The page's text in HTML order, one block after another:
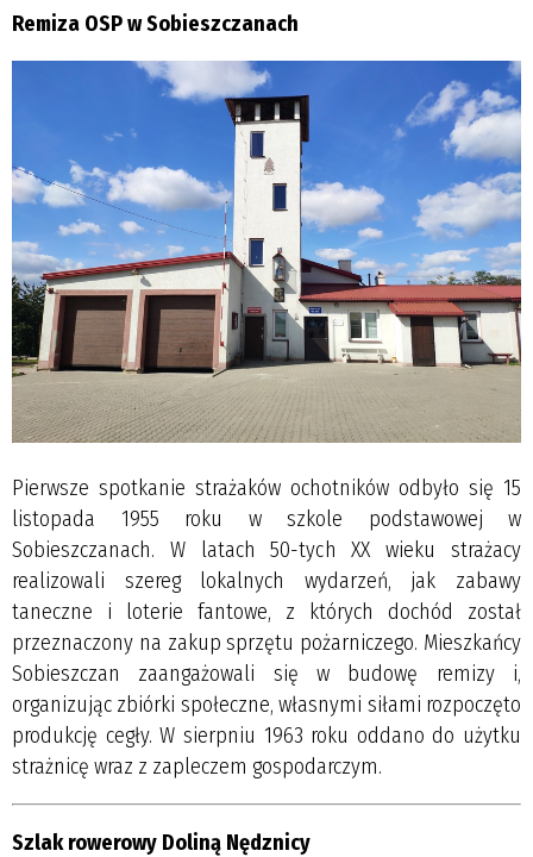
Remiza OSP w Sobieszczanach
Pierwsze spotkanie strażaków ochotników odbyło się 15
listopada 1955 roku w szkole podstawowej w
Sobieszczanach. W latach 50-tych XX wieku strażacy
realizowali szereg lokalnych wydarzeń, jak zabawy
taneczne i loterie fantowe, z których dochód został
przeznaczony na zakup sprzętu pożarniczego. Mieszkańcy
Sobieszczan zaangażowali się w budowę remizy i,
organizując zbiórki społeczne, własnymi siłami rozpoczęto
produkcję cegły. W sierpniu 1963 roku oddano do użytku
strażnicę wraz z zapleczem gospodarczym.
Szlak rowerowy Doliną Nędznicy